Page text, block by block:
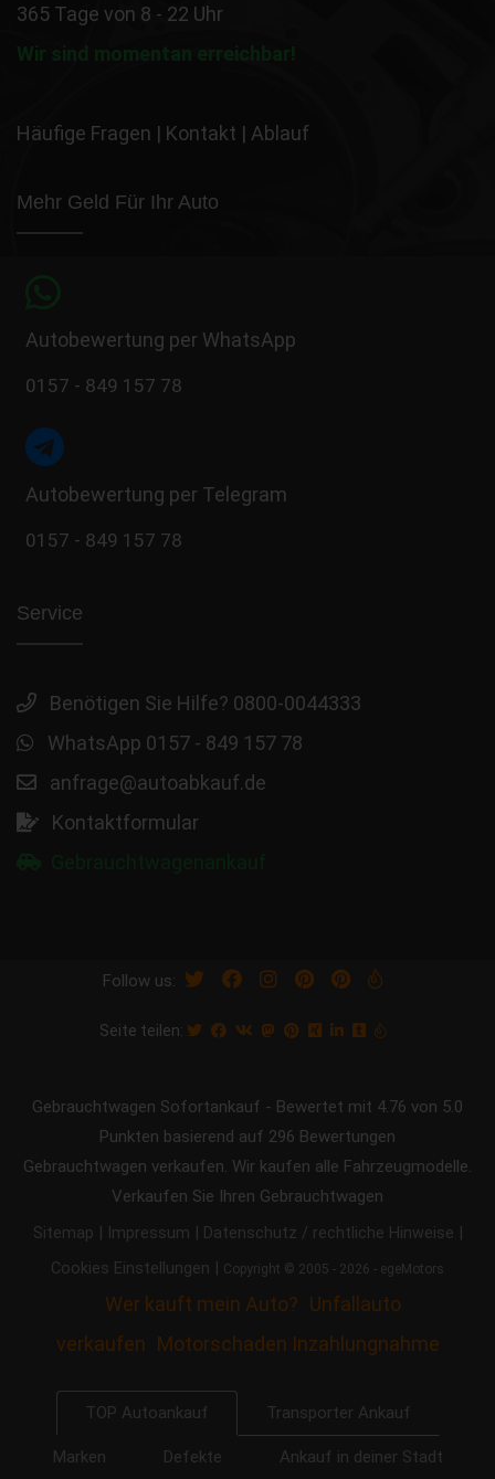
365 Tage von 8 - 22 Uhr
Wir sind momentan erreichbar!
Häufige Fragen | Kontakt | Ablauf
Mehr Geld Für Ihr Auto
Autobewertung per WhatsApp
0157 - 849 157 78
Autobewertung per Telegram
0157 - 849 157 78
Service
Benötigen Sie Hilfe? 0800-0044333
WhatsApp 0157 - 849 157 78
anfrage@autoabkauf.de
Kontaktformular
Follow us:
Seite teilen:
Gebrauchtwagen Sofortankauf - Bewertet mit 4.76 von 5.0
Punkten basierend auf 296 Bewertungen
Gebrauchtwagen verkaufen. Wir kaufen alle Fahrzeugmodelle.
Verkaufen Sie Ihren Gebrauchtwagen
Sitemap | Impressum | Datenschutz / rechtliche Hinweise |
Cookies Einstellungen | Copyright © 2005 - 2026 - egeMotors
Wer kauft mein Auto? Unfallauto
verkaufen
Motorschaden Inzahlungnahme
TOP Autoankauf Transporter Ankauf
Marken Defekte Ankauf in deiner Stadt